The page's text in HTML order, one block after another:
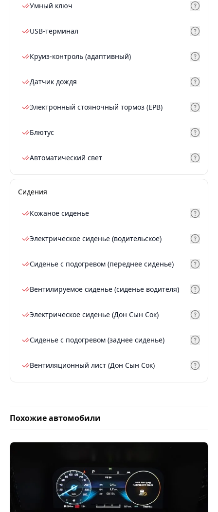
Умный ключ
USB-терминал
Круиз-контроль (адаптивный)
Датчик дождя
Электронный стояночный тормоз (EPB)
Блютус
Автоматический свет
Сидения
Кожаное сиденье
Электрическое сиденье (водительское)
Сиденье с подогревом (переднее сиденье)
Вентилируемое сиденье (сиденье водителя)
Электрическое сиденье (Дон Сын Сок)
Сиденье с подогревом (заднее сиденье)
Вентиляционный лист (Дон Сын Сок)
Похожие автомобили